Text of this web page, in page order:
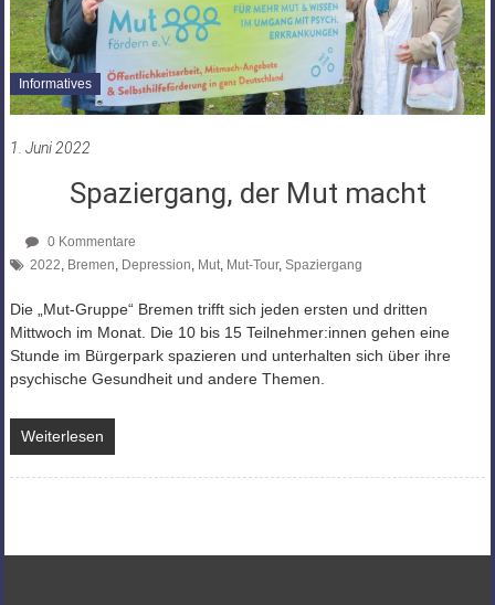
Informatives
1. Juni 2022
Spaziergang, der Mut macht
0 Kommentare
2022, Bremen, Depression, Mut, Mut-Tour, Spaziergang
Die „Mut-Gruppe“ Bremen trifft sich jeden ersten und dritten
Mittwoch im Monat. Die 10 bis 15 Teilnehmer:innen gehen eine
Stunde im Bürgerpark spazieren und unterhalten sich über ihre
psychische Gesundheit und andere Themen.
Weiterlesen